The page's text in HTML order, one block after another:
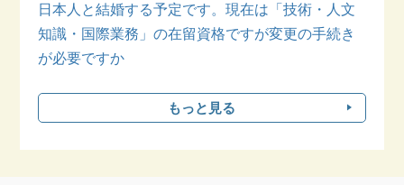
日本人と結婚する予定です。現在は「技術・人文
知識・国際業務」の在留資格ですが変更の手続き
が必要ですか
もっと見る